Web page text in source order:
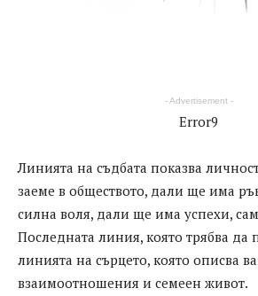
- Advertisement -
Error9
Линията на съдбата показва
заеме в обществото, дали ще има
силна воля, дали ще има успехи,
Последната линия, която трябва да
линията на сърцето, която описва
взаимоотношения и семеен живот.